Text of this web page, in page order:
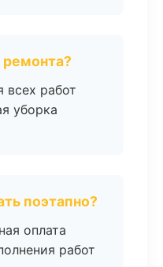
всех работ
уборка
поэтапно?
оплата
работ